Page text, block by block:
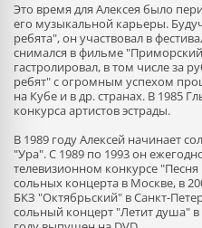
Это время для Алексея было
его музыкальной карьеры.
ребята", он участвовал в
снимался в фильме
гастролировал, в том числе за
ребят" с огромным успехом
на Кубе и в др. странах. В 1985
конкурса артистов эстрады.
В 1989 году Алексей начинает
"Ура". С 1989 по 1993 он
телевизионном конкурсе "Песня
сольных концерта в Москве, в
БКЗ "Октябрьский" в Санкт-
сольный концерт "Летит душа"